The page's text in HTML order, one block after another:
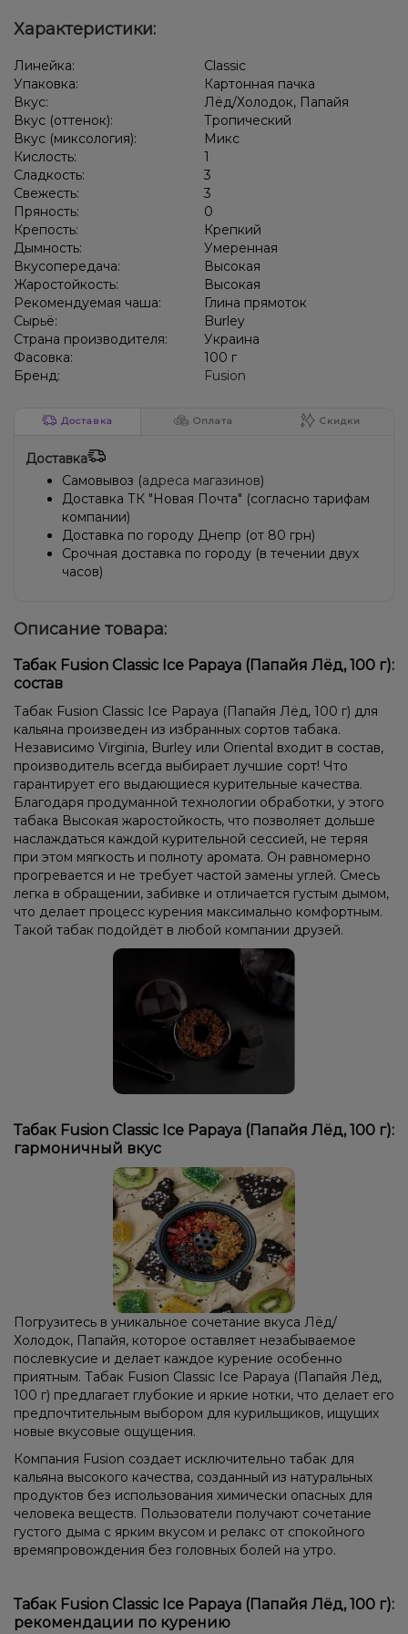
Вишня/Черешня, Ежевика, Лёд/Холодок
Виноград, Лёд/Холодок, Ягоды Арбуз, Дыня, Лёд/Холодок
Киви, Лёд/Холодок, Лимон, Черника/Голубика
Грейпфрут, Клубника, Малина Конфеты, Мультифрукт
Характеристики:
Линейка:
Classic
Упаковка:
Картонная пачка
Вкус:
Лёд/Холодок, Папайя
Вкус (оттенок):
Тропический
Вкус (миксология):
Микс
Кислость:
1
Сладкость:
3
Свежесть:
3
Пряность:
0
Крепость:
Крепкий
Дымность:
Умеренная
Вкусопередача:
Высокая
Жаростойкость:
Высокая
Рекомендуемая чаша:
Глина прямоток
Сырьё:
Burley
Страна производителя:
Украина
Фасовка:
100 г
Бренд:
Fusion
Доставка Оплата Скидки
Доставка
Самовывоз (адреса магазинов)
Доставка ТК "Новая Почта" (согласно тарифам
компании)
Доставка по городу Днепр (от 80 грн)
Срочная доставка по городу (в течении двух
часов)
Описание товара:
Табак Fusion Classic Ice Papaya (Папайя Лёд, 100 г):
состав
Табак Fusion Classic Ice Papaya (Папайя Лёд, 100 г) для
кальяна произведен из избранных сортов табака.
Независимо Virginia, Burley или Oriental входит в состав,
производитель всегда выбирает лучшие сорт! Что
гарантирует его выдающиеся курительные качества.
Благодаря продуманной технологии обработки, у этого
табака Высокая жаростойкость, что позволяет дольше
наслаждаться каждой курительной сессией, не теряя
при этом мягкость и полноту аромата. Он равномерно
прогревается и не требует частой замены углей. Смесь
легка в обращении, забивке и отличается густым дымом,
что делает процесс курения максимально комфортным.
Такой табак подойдёт в любой компании друзей.
Табак Fusion Classic Ice Papaya (Папайя Лёд, 100 г):
гармоничный вкус
Погрузитесь в уникальное сочетание вкуса Лёд/
Холодок, Папайя, которое оставляет незабываемое
послевкусие и делает каждое курение особенно
приятным. Табак Fusion Classic Ice Papaya (Папайя Лёд,
100 г) предлагает глубокие и яркие нотки, что делает его
предпочтительным выбором для курильщиков, ищущих
новые вкусовые ощущения.
Компания Fusion создает исключительно табак для
кальяна высокого качества, созданный из натуральных
продуктов без использования химически опасных для
человека веществ. Пользователи получают сочетание
густого дыма с ярким вкусом и релакс от спокойного
времяпровождения без головных болей на утро.
Табак Fusion Classic Ice Papaya (Папайя Лёд, 100 г):
рекомендации по курению